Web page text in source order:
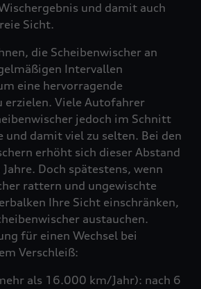
und damit auch
Sicht.
die Scheibenwischer an
Intervallen
eine hervorragende
erzielen. Viele Autofahrer
jedoch im Schnitt
und damit viel zu selten. Bei den
erhöht sich dieser Abstand
Doch spätestens, wenn
rattern und ungewischte
Ihre Sicht einschränken,
austauchen.
für einen Wechsel bei
Verschleiß:
als 16.000 km/Jahr): nach 6